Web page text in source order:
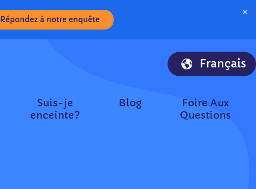
Répondez à notre enquête
×
Français
Suis-je
enceinte?
Blog
Foire Aux
Questions